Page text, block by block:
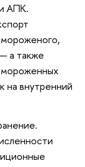
АПК.
а также
на внутренний